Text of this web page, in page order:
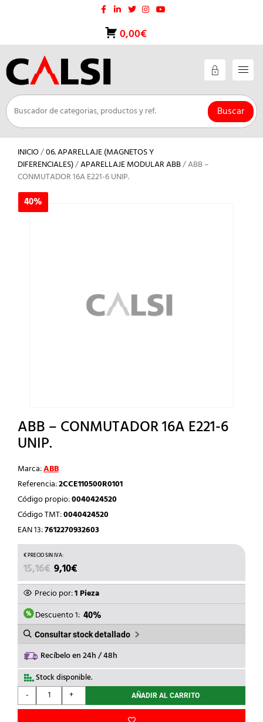
0,00€
Buscar
INICIO/06. APARELLAJE (MAGNETOS Y
DIFERENCIALES)/APARELLAJE MODULAR ABB/ ABB –
CONMUTADOR 16A E221-6 UNIP.
40%
ABB – CONMUTADOR 16A E221-6
UNIP.
Marca:ABB
Referencia:2CCE110500R0101
Código propio:0040424520
Código TMT:0040424520
EAN 13:7612270932603
15,16€ EL
PRECIO
ORIGINAL
ERA:
15,16€.
9,10€
PRECIO
ACTUAL
ES:
9,10€.
Precio por:1 Pieza
Descuento 1: 40%
Consultar stock detallado
Recíbelo en 24h / 48h
Stock disponible.
-
ABB
-
+ AÑADIR AL CARRITO
40%